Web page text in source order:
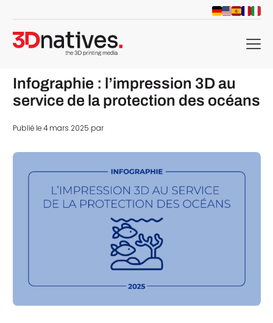
menu
Infographie : l’impression 3D au
service de la protection des océans
Publié le 4 mars 2025 par